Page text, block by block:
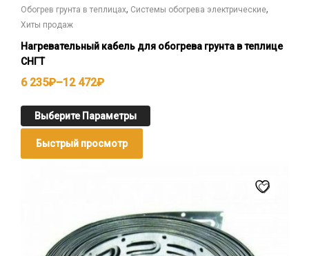
Обогрев грунта в теплицах, Системы обогрева электрические,
Хиты продаж
Нагревательный кабель для обогрева грунта в теплице
СНГТ
6 235₽–12 472₽
Выберите Параметры
Быстрый просмотр